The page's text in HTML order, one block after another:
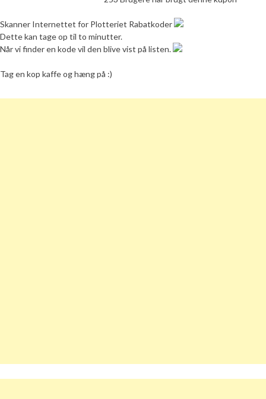
Skanner Internettet for Plotteriet Rabatkoder
Dette kan tage op til to minutter.
Når vi finder en kode vil den blive vist på listen.
Tag en kop kaffe og hæng på :)